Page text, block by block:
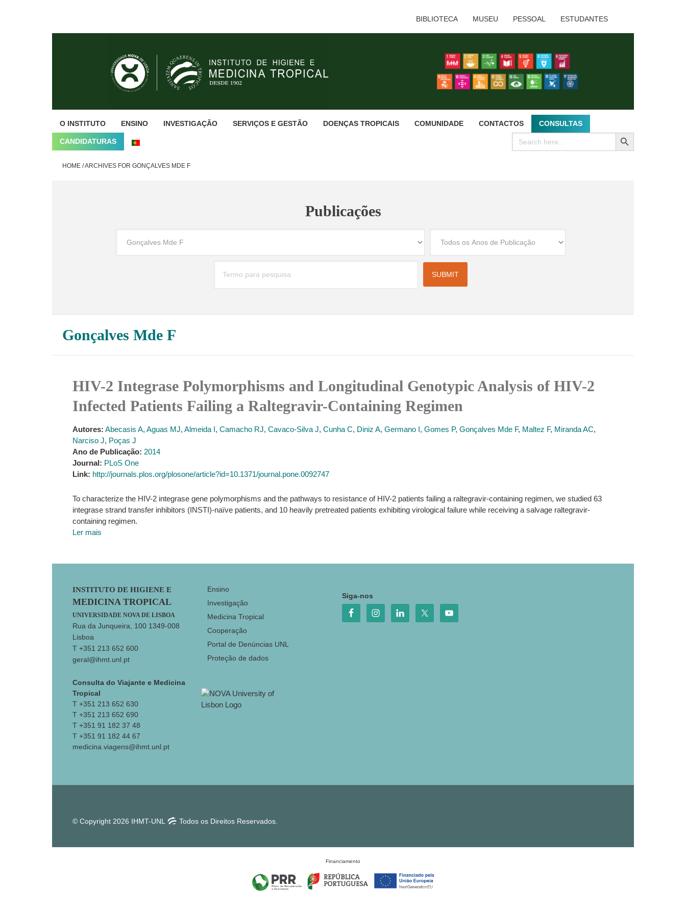
BIBLIOTECA MUSEU PESSOAL ESTUDANTES
O INSTITUTO ENSINO INVESTIGAÇÃO SERVIÇOS E GESTÃO DOENÇAS TROPICAIS COMUNIDADE CONTACTOS CONSULTAS
CANDIDATURAS
Search
for:
SEARCH BUTTON
HOME /ARCHIVES FOR GONÇALVES MDE F
Publicações
Gonçalves Mde F
HIV-2 Integrase Polymorphisms and Longitudinal Genotypic Analysis of HIV-2
Infected Patients Failing a Raltegravir-Containing Regimen
Autores: Abecasis A, Aguas MJ, Almeida I, Camacho RJ, Cavaco-Silva J, Cunha C, Diniz A, Germano I, Gomes P, Gonçalves Mde F, Maltez F, Miranda AC,
Narciso J, Poças J
Ano de Publicação: 2014
Journal: PLoS One
Link: http://journals.plos.org/plosone/article?id=10.1371/journal.pone.0092747
To characterize the HIV-2 integrase gene polymorphisms and the pathways to resistance of HIV-2 patients failing a raltegravir-containing regimen, we studied 63
integrase strand transfer inhibitors (INSTI)-naïve patients, and 10 heavily pretreated patients exhibiting virological failure while receiving a salvage raltegravir-
containing regimen.
Ler mais
Footer
INSTITUTO DE HIGIENE E
MEDICINA TROPICAL
UNIVERSIDADE NOVA DE LISBOA
Rua da Junqueira, 100 1349-008
Lisboa
T +351 213 652 600
geral@ihmt.unl.pt
Consulta do Viajante e Medicina
Tropical
T +351 213 652 630
T +351 213 652 690
T +351 91 182 37 48
T +351 91 182 44 67
medicina.viagens@ihmt.unl.pt
Ensino
Investigação
Medicina Tropical
Cooperação
Portal de Denúncias UNL
Proteção de dados
Siga-nos
© Copyright 2026 IHMT-UNL Todos os Direitos Reservados.
Financiamento